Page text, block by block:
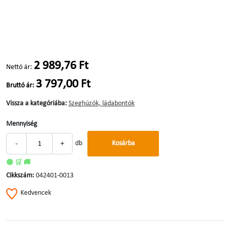
Nettó ár: 2 989,76 Ft
Bruttó ár: 3 797,00 Ft
Vissza a kategóriába: Szeghúzók, ládabontók
Mennyiség
- + db Kosárba
🟢 🛒 🚚
Cikkszám: 042401-0013
Kedvencek